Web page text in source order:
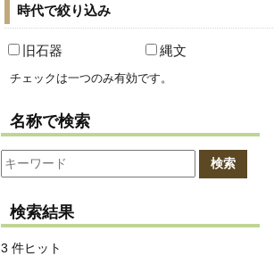
時代で絞り込み
旧石器 縄文
チェックは一つのみ有効です。
名称で検索
検索
検索結果
3 件ヒット